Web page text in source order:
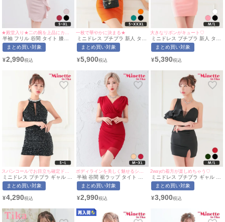
半袖 フリル 谷間 タイト 膝丈
ドレス (せいせい着用/S~XLサ
イズ対応) | myMinette/マイミ
まとめ買い対象
¥2,990
一枚で華やかに決まる★
ミニドレス プチプラ 新人 タイ
ト ラウンジ ワンショル 低身長
胸元隠し 肩あき フリル デコル
北かほ着用/S~XXXL対応) |
まとめ買い対象
¥5,900
大きなリボンがキュート♡
ミニドレス プチプラ 新人 タイ
ト 長袖 ペプラム レース 低身
長 谷間 リボン ピンク キャバ
ズ対応) | myMinette/マイミネ
まとめ買い対象
¥5,390
ミニドレス プチプラ ギャル タ
イト ホルターネック セクシー
ラウンジ キラキラ 低身長 谷間
いみん着用/S~Lサイズ対応) |
まとめ買い対象
¥4,290
半袖 谷間 裾ラップ タイト ミ
ニドレス (せいせい着用/M~XL
サイズ対応) myMinette/マイミ
まとめ買い対象
¥2,990
2wayの着方が楽しめちゃう♡
ミニドレス プチプラ ギャル タ
イト スリット セクシー ラウン
ジ ワンショル 低身長 谷間 背
(あいみん着用/M~Lサイズ対応)
まとめ買い対象
¥3,900